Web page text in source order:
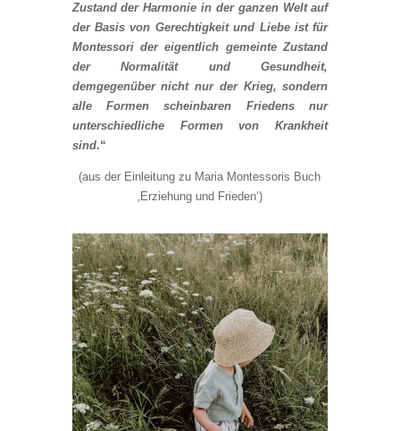
Zustand der Harmonie in der ganzen Welt auf
der Basis von Gerechtigkeit und Liebe ist für
Montessori der eigentlich gemeinte Zustand
der Normalität und Gesundheit,
demgegenüber nicht nur der Krieg, sondern
alle Formen scheinbaren Friedens nur
unterschiedliche Formen von Krankheit
sind.“
(aus der Einleitung zu Maria Montessoris Buch
‚Erziehung und Frieden‘)